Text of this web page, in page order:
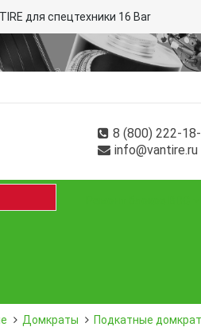
для спецтехники 16 Bar
8 (800) 222-
info@vantire.ru
Домкраты Подкатные